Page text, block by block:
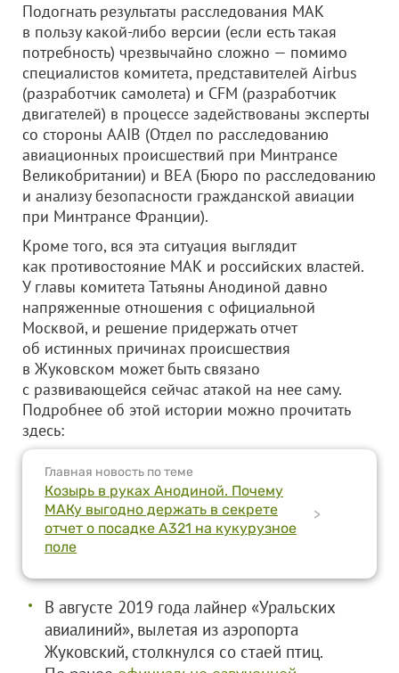
Подогнать результаты расследования МАК
в пользу какой-либо версии (если есть такая
потребность) чрезвычайно сложно — помимо
специалистов комитета, представителей Airbus
(разработчик самолета) и CFM (разработчик
двигателей) в процессе задействованы эксперты
со стороны AAIB (Отдел по расследованию
авиационных происшествий при Минтрансе
Великобритании) и BEA (Бюро по расследованию
и анализу безопасности гражданской авиации
при Минтрансе Франции).
Кроме того, вся эта ситуация выглядит
как противостояние МАК и российских властей.
У главы комитета Татьяны Анодиной давно
напряженные отношения с официальной
Москвой, и решение придержать отчет
об истинных причинах происшествия
в Жуковском может быть связано
с развивающейся сейчас атакой на нее саму.
Подробнее об этой истории можно прочитать
здесь:
Главная новость по теме
Козырь в руках Анодиной. Почему
МАКу выгодно держать в секрете
отчет о посадке А321 на кукурузное
поле
>
В августе 2019 года лайнер «Уральских
авиалиний», вылетая из аэропорта
Жуковский, столкнулся со стаей птиц.